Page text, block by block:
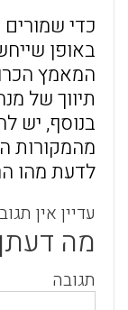
כדי
באופן
המאמץ
תיווך של
בנוסף, יש
מהמקורות
לדעת מהו
עדיין אין
מה
תגובה